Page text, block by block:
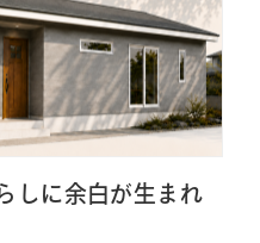
しに余白が生まれ